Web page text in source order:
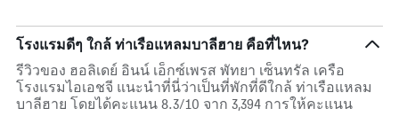
โรงแรมดีๆ ใกล้ ท่าเรือแหลมบาลีฮาย คือที่ไหน?
รีวิวของ ฮอลิเดย์ อินน์ เอ็กซ์เพรส พัทยา เซ็นทรัล เครือ
โรงแรมไอเอชจี แนะนำที่นี่ว่าเป็นที่พักที่ดีใกล้ ท่าเรือแหลม
บาลีฮาย โดยได้คะแนน 8.3/10 จาก 3,394 การให้คะแนน